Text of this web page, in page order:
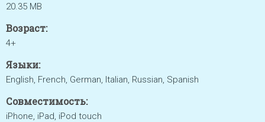
20.35 MB
Возраст:
4+
Языки:
English, French, German, Italian, Russian, Spanish
Совместимость:
iPhone, iPad, iPod touch